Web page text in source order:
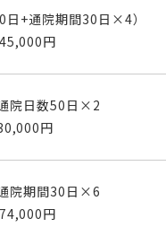
+通院期間30日×4）
円
院日数50日×2
円
院期間30日×6
円